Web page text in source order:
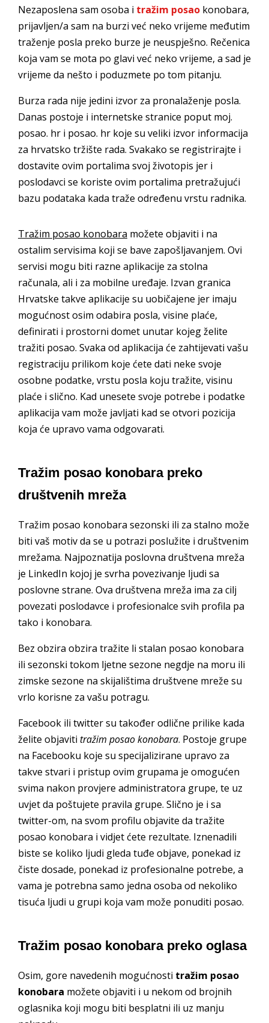
Nezaposlena sam osoba i tražim posao konobara,
prijavljen/a sam na burzi već neko vrijeme međutim
traženje posla preko burze je neuspješno. Rečenica
koja vam se mota po glavi već neko vrijeme, a sad je
vrijeme da nešto i poduzmete po tom pitanju.
Burza rada nije jedini izvor za pronalaženje posla.
Danas postoje i internetske stranice poput moj.
posao. hr i posao. hr koje su veliki izvor informacija
za hrvatsko tržište rada. Svakako se registrirajte i
dostavite ovim portalima svoj životopis jer i
poslodavci se koriste ovim portalima pretražujući
bazu podataka kada traže određenu vrstu radnika.
Tražim posao konobara možete objaviti i na
ostalim servisima koji se bave zapošljavanjem. Ovi
servisi mogu biti razne aplikacije za stolna
računala, ali i za mobilne uređaje. Izvan granica
Hrvatske takve aplikacije su uobičajene jer imaju
mogućnost osim odabira posla, visine plaće,
definirati i prostorni domet unutar kojeg želite
tražiti posao. Svaka od aplikacija će zahtijevati vašu
registraciju prilikom koje ćete dati neke svoje
osobne podatke, vrstu posla koju tražite, visinu
plaće i slično. Kad unesete svoje potrebe i podatke
aplikacija vam može javljati kad se otvori pozicija
koja će upravo vama odgovarati.
Tražim posao konobara preko
društvenih mreža
Tražim posao konobara sezonski ili za stalno može
biti vaš motiv da se u potrazi poslužite i društvenim
mrežama. Najpoznatija poslovna društvena mreža
je LinkedIn kojoj je svrha povezivanje ljudi sa
poslovne strane. Ova društvena mreža ima za cilj
povezati poslodavce i profesionalce svih profila pa
tako i konobara.
Bez obzira obzira tražite li stalan posao konobara
ili sezonski tokom ljetne sezone negdje na moru ili
zimske sezone na skijalištima društvene mreže su
vrlo korisne za vašu potragu.
Facebook ili twitter su također odlične prilike kada
želite objaviti tražim posao konobara. Postoje grupe
na Facebooku koje su specijalizirane upravo za
takve stvari i pristup ovim grupama je omogućen
svima nakon provjere administratora grupe, te uz
uvjet da poštujete pravila grupe. Slično je i sa
twitter-om, na svom profilu objavite da tražite
posao konobara i vidjet ćete rezultate. Iznenadili
biste se koliko ljudi gleda tuđe objave, ponekad iz
čiste dosade, ponekad iz profesionalne potrebe, a
vama je potrebna samo jedna osoba od nekoliko
tisuća ljudi u grupi koja vam može ponuditi posao.
Tražim posao konobara preko oglasa
Osim, gore navedenih mogućnosti tražim posao
konobara možete objaviti i u nekom od brojnih
oglasnika koji mogu biti besplatni ili uz manju